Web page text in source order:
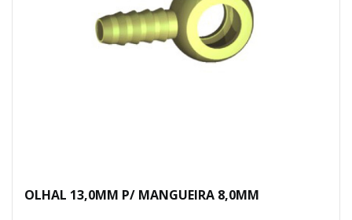
OLHAL 13,0MM P/ MANGUEIRA 8,0MM